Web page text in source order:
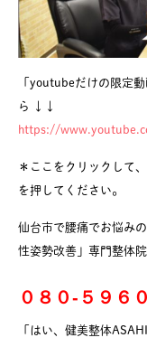
「youtubeだけの限定
ら ↓↓
https://
＊ここをクリックして
を押してください。
仙台市で腰痛でお悩み
性姿勢改善」専門整体
０８０-５９６
「はい、健美整体